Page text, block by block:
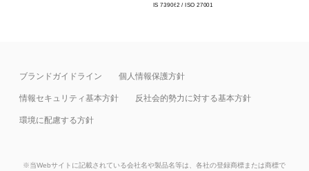
IS 739062 / ISO 27001
ブランドガイドライン 個人情報保護方針
情報セキュリティ基本⽅針 反社会的勢力に対する基本方針
環境に配慮する方針
※当Webサイトに記載されている会社名や製品名等は、各社の登録商標または商標で